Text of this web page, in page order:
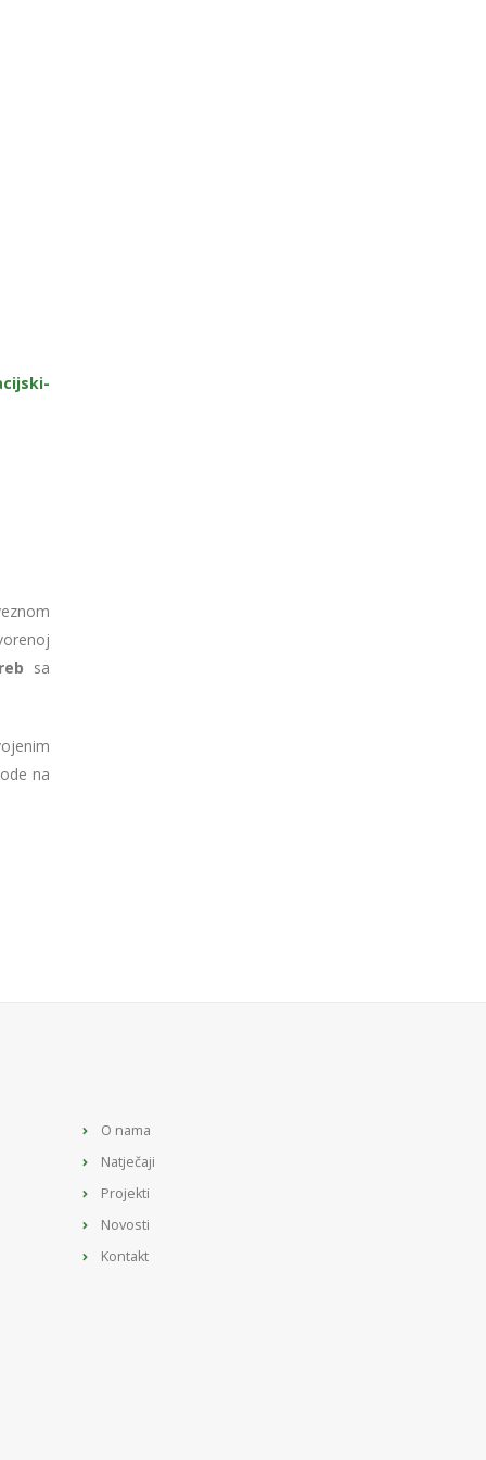
sa
na
O nama
Natječaji
Projekti
Novosti
Kontakt